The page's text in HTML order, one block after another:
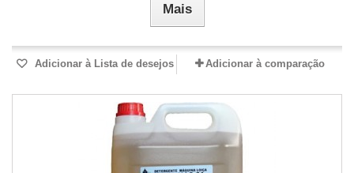
Mais
Adicionar à Lista de desejos Adicionar à comparação